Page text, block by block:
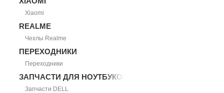
Xiaomi
REALME
Чехлы Realme
ПЕРЕХОДНИКИ
Переходники
ЗАПЧАСТИ ДЛЯ НОУТБУКОВ
Запчасти DELL